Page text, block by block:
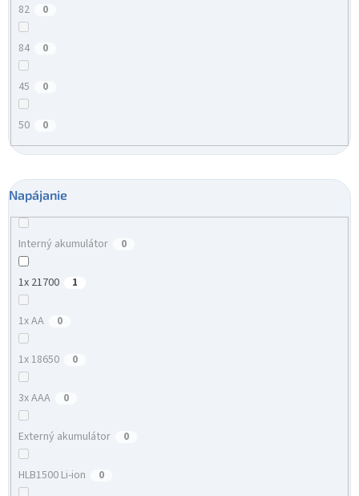
82 0
84 0
45 0
50 0
Napájanie
Interný akumulátor 0
1x 21700 1
1x AA 0
1x 18650 0
3x AAA 0
Externý akumulátor 0
HLB1500 Li-ion 0